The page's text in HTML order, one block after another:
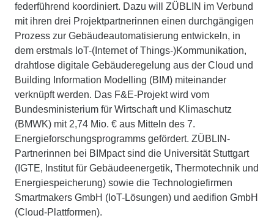
federführend koordiniert. Dazu will ZÜBLIN im Verbund
mit ihren drei Projektpartnerinnen einen durchgängigen
Prozess zur Gebäudeautomatisierung entwickeln, in
dem erstmals IoT-(Internet of Things-)Kommunikation,
drahtlose digitale Gebäuderegelung aus der Cloud und
Building Information Modelling (BIM) miteinander
verknüpft werden. Das F&E-Projekt wird vom
Bundesministerium für Wirtschaft und Klimaschutz
(BMWK) mit 2,74 Mio. € aus Mitteln des 7.
Energieforschungsprogramms gefördert. ZÜBLIN-
Partnerinnen bei BIMpact sind die Universität Stuttgart
(IGTE, Institut für Gebäudeenergetik, Thermotechnik und
Energiespeicherung) sowie die Technologiefirmen
Smartmakers GmbH (IoT-Lösungen) und aedifion GmbH
(Cloud-Plattformen).